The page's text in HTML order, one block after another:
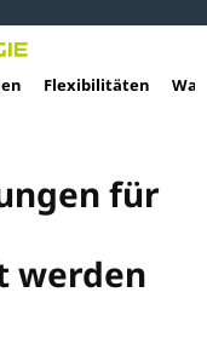
Flexibilitäten
für
werden